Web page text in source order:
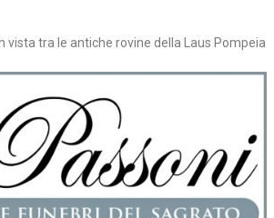
vista tra le antiche rovine della Laus Pompeia